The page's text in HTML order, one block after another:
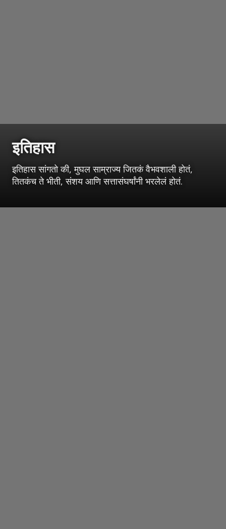
इतिहास
इतिहास सांगतो की, मुघल साम्राज्य जितकं वैभवशाली होतं,
तितकंच ते भीती, संशय आणि सत्तासंघर्षांनी भरलेलं होतं.